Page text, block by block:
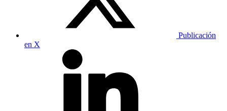
Publicación
en X